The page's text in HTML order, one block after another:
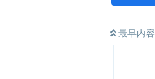
最早内容